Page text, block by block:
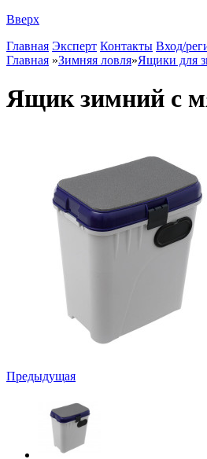
Вверх
Главная Эксперт Контакты Вход/
Главная »Зимняя ловля»Ящики для
Ящик зимний с
Предыдущая